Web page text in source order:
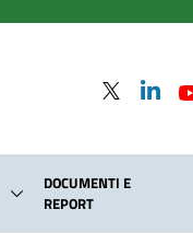
DOCUMENTI E
REPORT